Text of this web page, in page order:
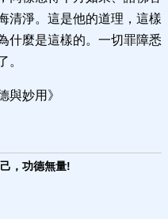
清淨。這是他的道理，這樣
什麼是這樣的。一切罪障悉
。
與妙用》
，功德無量!